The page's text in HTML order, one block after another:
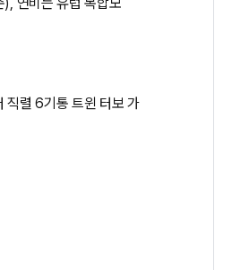
직렬 6기통 트윈 터보 가